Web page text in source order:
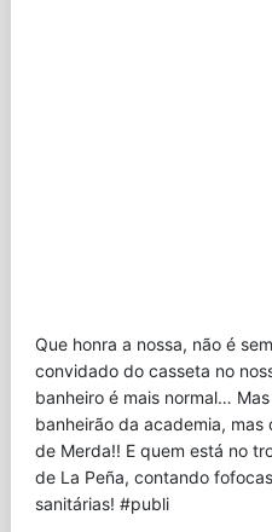
Que honra a nossa, não é
convidado do casseta no
banheiro é mais normal…
banheirão da academia,
de Merda!! E quem está no
de La Peña, contando
sanitárias! #publi